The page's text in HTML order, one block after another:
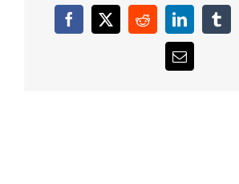
Facebook
X RedditLinkedIn
Email